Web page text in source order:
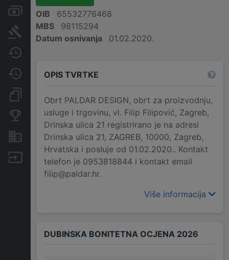
Računi i blokade
Sudske objave
Promjene
Konkurentske tvrtke
Nekretnine i imovina
Izvoz
OIB
65532776468
MBS
98115294
Datum osnivanja
01.02.2020.
OPIS TVRTKE
Obrt PALDAR DESIGN, obrt za proizvodnju,
usluge i trgovinu, vl. Filip Filipović, Zagreb,
Drinska ulica 21 registrirano je na adresi
Drinska ulica 21, ZAGREB, 10000, Zagreb,
Hrvatska i posluje od 01.02.2020.. Kontakt
telefon je 0953818844 i kontakt email
filip@paldar.hr.
Više informacija
DUBINSKA BONITETNA OCJENA 2026